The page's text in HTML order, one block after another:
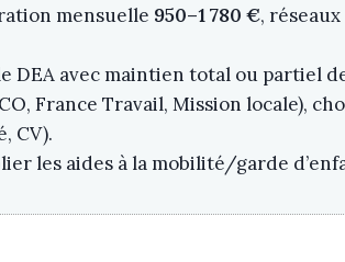
mensuelle 950–1 780 €,
DEA avec maintien total ou partiel
France Travail, Mission locale),
CV).
les aides à la mobilité/garde